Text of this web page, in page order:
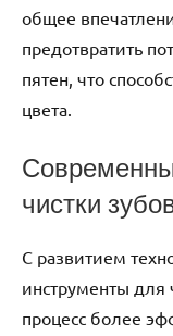
общее
предотвратить
пятен, что
цвета.
чистки
С развитием
инструменты для
процесс более